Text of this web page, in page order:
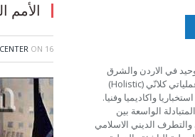
الأمم
ON 16 أغسطس، 2019
في الاردن والشرق
الاوسط الذي يقدم منتج تحليلي وعملياتي كلانّي (Holistic)
واكاديميا وفنيا.
الواسعة بين
والتطرف الديني الاسلامي